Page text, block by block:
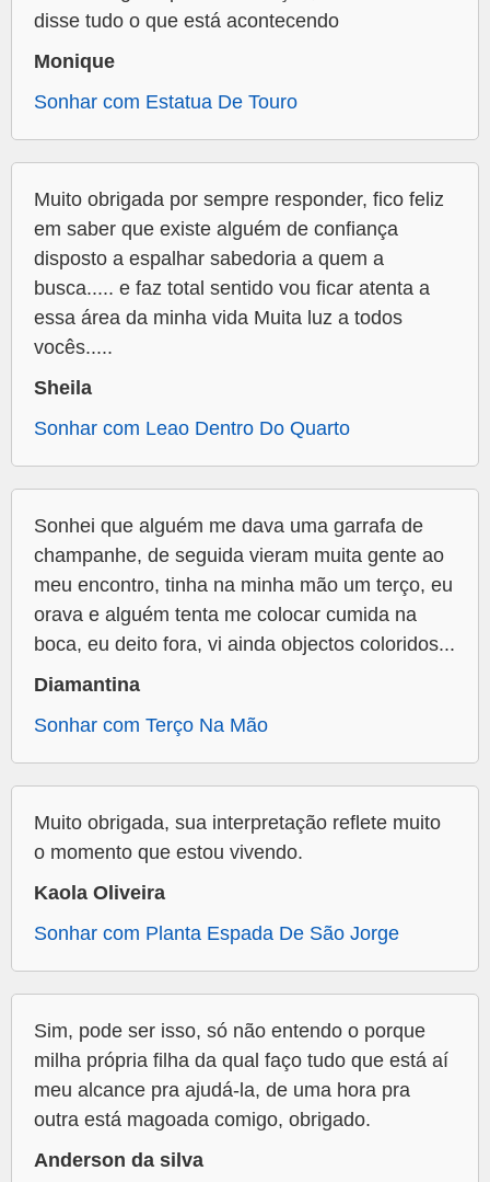
disse tudo o que está acontecendo
Monique
Sonhar com Estatua De Touro
Muito obrigada por sempre responder, fico feliz
em saber que existe alguém de confiança
disposto a espalhar sabedoria a quem a
busca..... e faz total sentido vou ficar atenta a
essa área da minha vida Muita luz a todos
vocês.....
Sheila
Sonhar com Leao Dentro Do Quarto
Sonhei que alguém me dava uma garrafa de
champanhe, de seguida vieram muita gente ao
meu encontro, tinha na minha mão um terço, eu
orava e alguém tenta me colocar cumida na
boca, eu deito fora, vi ainda objectos coloridos...
Diamantina
Sonhar com Terço Na Mão
Muito obrigada, sua interpretação reflete muito
o momento que estou vivendo.
Kaola Oliveira
Sonhar com Planta Espada De São Jorge
Sim, pode ser isso, só não entendo o porque
milha própria filha da qual faço tudo que está aí
meu alcance pra ajudá-la, de uma hora pra
outra está magoada comigo, obrigado.
Anderson da silva